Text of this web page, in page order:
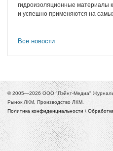
гидроизоляционные материалы
и успешно применяются на
Все новости
© 2005—2026 ООО "Пэйнт-Медиа" Журналы
Рынок ЛКМ. Производство ЛКМ.
Политика конфиденциальности\